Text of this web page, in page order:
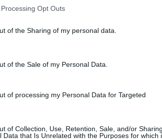
Opt Outs
of the Sharing of my personal data.
of the Sale of my Personal Data.
of processing my Personal Data for Targeted
of Collection, Use, Retention, Sale, and/or Sharing
Data that Is Unrelated with the Purposes for which